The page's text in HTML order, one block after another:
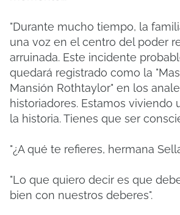
"Durante mucho tiempo, la
una voz en el centro del poder
arruinada. Este incidente
quedará registrado como la
Mansión Rothtaylor" en los
historiadores. Estamos viviendo
la historia. Tienes que ser
"¿A qué te refieres, hermana
"Lo que quiero decir es que
bien con nuestros deberes".